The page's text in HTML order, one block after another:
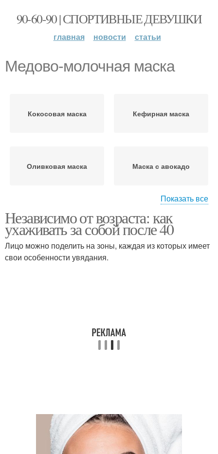
90-60-90 | СПОРТИВНЫЕ ДЕВУШКИ
главная новости статьи
Медово-молочная маска
Кокосовая маска Кефирная маска
Оливковая маска Маска с авокадо
Миндальная маска Маска с майонезом
Показать все
Независимо от возраста: как
ухаживать за собой после 40
Лицо можно поделить на зоны, каждая из которых имеет
свои особенности увядания.